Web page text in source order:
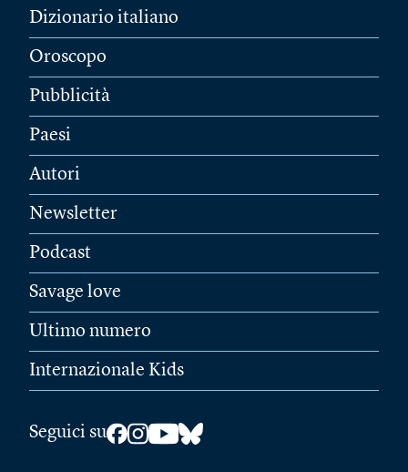
Dizionario italiano
Oroscopo
Pubblicità
Paesi
Autori
Newsletter
Podcast
Savage love
Ultimo numero
Internazionale Kids
Seguici su